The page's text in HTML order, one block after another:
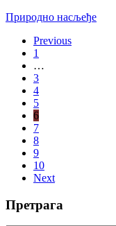
Природно насљеђе
Previous
1
…
3
4
5
6
7
8
9
10
Next
Претрага